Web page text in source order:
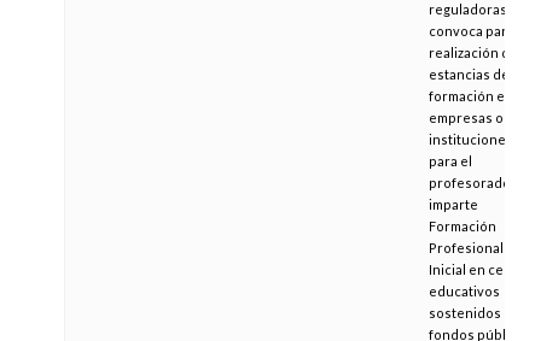
reguladoras y se
convoca para la
realización de
estancias de
formación en
empresas o
instituciones
para el
profesorado que
imparte
Formación
Profesional
Inicial en centros
educativos
sostenidos con
fondos públicos